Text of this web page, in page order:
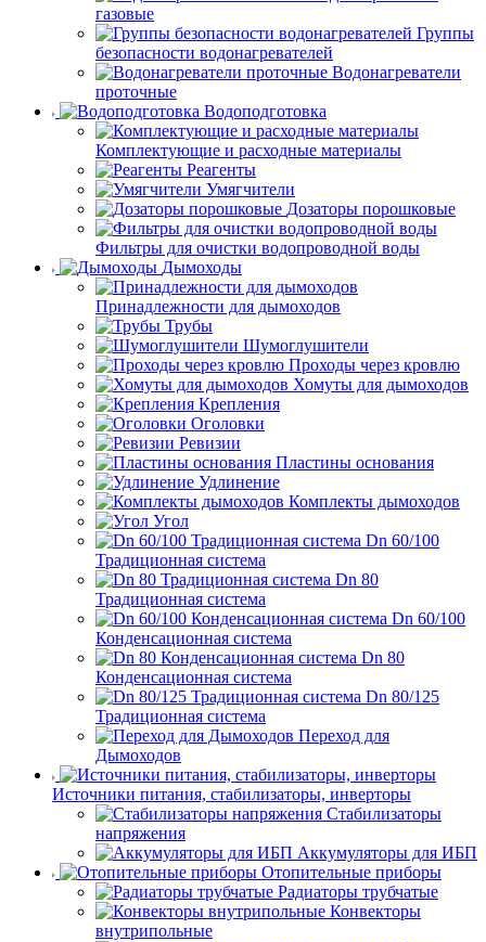
газовые
Группы
безопасности водонагревателей
Водонагреватели
проточные
Водоподготовка
Комплектующие и расходные материалы
Реагенты
Умягчители
Дозаторы порошковые
Фильтры для очистки водопроводной воды
Дымоходы
Принадлежности для дымоходов
Трубы
Шумоглушители
Проходы через кровлю
Хомуты для дымоходов
Крепления
Оголовки
Ревизии
Пластины основания
Удлинение
Комплекты дымоходов
Угол
Dn 60/100
Традиционная система
Dn 80
Традиционная система
Dn 60/100
Конденсационная система
Dn 80
Конденсационная система
Dn 80/125
Традиционная система
Переход для
Дымоходов
Источники питания, стабилизаторы, инверторы
Стабилизаторы
напряжения
Аккумуляторы для ИБП
Отопительные приборы
Радиаторы трубчатые
Конвекторы
внутрипольные